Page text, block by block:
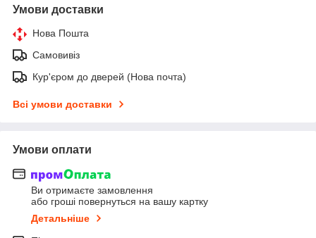
Умови доставки
Нова Пошта
Самовивіз
Кур'єром до дверей (Нова почта)
Всі умови доставки
Умови оплати
Ви отримаєте замовлення
або гроші повернуться на вашу картку
Детальніше